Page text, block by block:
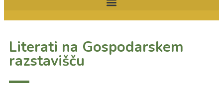
Literati na Gospodarskem
razstavišču